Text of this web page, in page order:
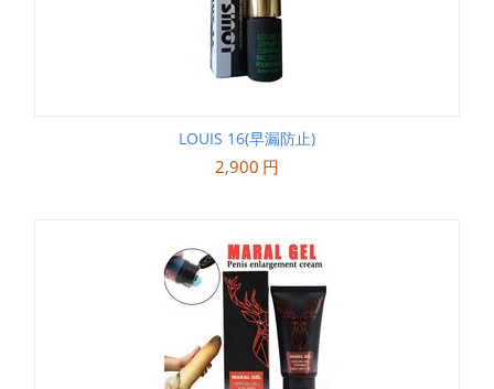
LOUIS 16(早漏防止)
2,900 円